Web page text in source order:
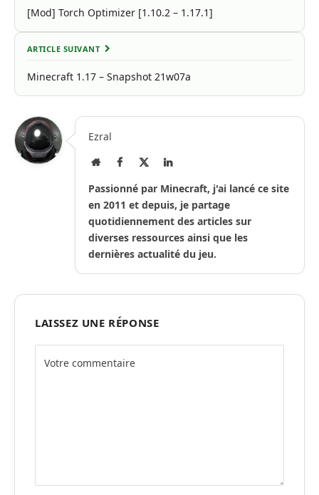
[Mod] Torch Optimizer [1.10.2 – 1.17.1]
ARTICLE SUIVANT
Minecraft 1.17 – Snapshot 21w07a
Ezral
Site
Facebook
X
LinkedIn
Passionné par Minecraft, j'ai lancé ce site
en 2011 et depuis, je partage
quotidiennement des articles sur
diverses ressources ainsi que les
dernières actualité du jeu.
LAISSEZ UNE RÉPONSE